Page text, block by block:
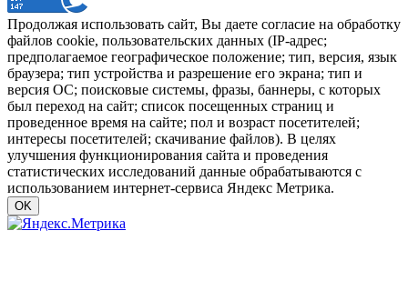
Продолжая использовать сайт, Вы даете согласие на обработку
файлов cookie, пользовательских данных (IP-адрес;
предполагаемое географическое положение; тип, версия, язык
браузера; тип устройства и разрешение его экрана; тип и
версия ОС; поисковые системы, фразы, баннеры, с которых
был переход на сайт; список посещенных страниц и
проведенное время на сайте; пол и возраст посетителей;
интересы посетителей; скачивание файлов). В целях
улучшения функционирования сайта и проведения
статистических исследований данные обрабатываются с
использованием интернет-сервиса Яндекс Метрика.
OK